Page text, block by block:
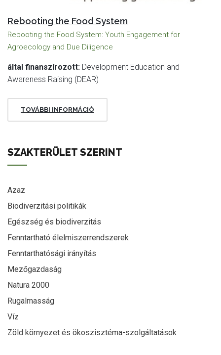
Rebooting the Food System
Rebooting the Food System: Youth Engagement for
Agroecology and Due Diligence
által finanszírozott: Development Education and
Awareness Raising (DEAR)
TOVÁBBI INFORMÁCIÓ
SZAKTERÜLET SZERINT
Azaz
Biodiverzitási politikák
Egészség és biodiverzitás
Fenntartható élelmiszerrendszerek
Fenntarthatósági irányítás
Mezőgazdaság
Natura 2000
Rugalmasság
Víz
Zöld környezet és ökoszisztéma-szolgáltatások